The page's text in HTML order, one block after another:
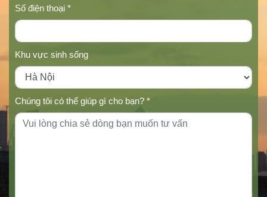
Số điện thoại *
Khu vực sinh sống
Chúng tôi có thể giúp gì cho bạn? *